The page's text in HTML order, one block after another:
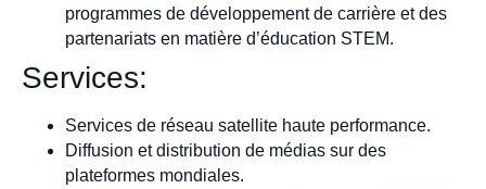
programmes de développement de carrière et des
partenariats en matière d’éducation STEM.
Services:
Services de réseau satellite haute performance.
Diffusion et distribution de médias sur des
plateformes mondiales.